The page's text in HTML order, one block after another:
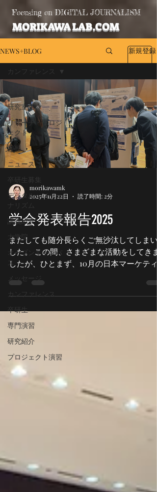
Focusing on DIGITAL JOURNALISM
MORIKAWA LAB.COM
NEWS+BLOG 新規登録
全ての記事
研究室紹介
リサーチ・プロジ
ェクト
雑感
ニュース
卒研生募集
デジタル・ジャー
ナリズム
講義紹介
大学院
オープンキャンパ
ス
メッセージ
カンファレンス
卒研生
専門演習
研究紹介
プロジェクト演習
カンファレンス
morikawamk
2025年11月22日
読了時間: 2分
学会発表報告2025
またしても随分長らくご無沙汰してしまい
した。 この間、さまざまな活動をしてきま
したが、ひとまず、10月の日本マーケティ
グ学会カンファレンス2025での学会発表報
告をしたいと思います。 今年は森川研か
ら、3名の4年生がポスター報告に参加しま
た。 発表者名と発表タイトルは下記の通り
です。 矢口颯・佐藤徳紀・森川美幸 「若者
加動機と嗜好変化に関する探索的研究―」 ​
山下杏莉・佐藤徳紀・森川美幸 「ロングセ
ラーチョコレート菓子におけるZ世代のロ
ヤリティ形成要因」 ​ 義原愛珠・佐藤徳紀・
森川美幸 「欧米における日本人アーティス
トの人気要因」 発表タイトルをクリックす
報告前に行われる1分間の研究紹介も堂々と
こなし、ポスター報告が始まってからも、
極的に来場者の質問に答えたり、ディスカ